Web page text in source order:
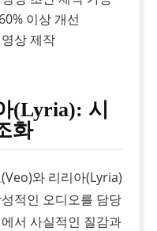
이상 개선
상 제작
(Lyria): 시
화
와 리리아(Lyria)
적인 오디오를 담당
서 사실적인 질감과